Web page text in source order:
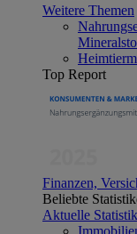
Weitere Themen
Top Report
Finanzen,
Beliebte
Aktuelle